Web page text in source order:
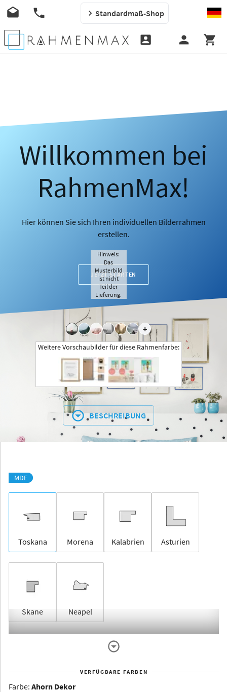
Standardmaß-Shop
Willkommen bei
RahmenMax!
Hier können Sie sich Ihren individuellen Bilderrahmen
erstellen.
JETZT STARTEN
+
Hinweis:
Das
Musterbild
ist nicht
Teil der
Lieferung.
Weitere Vorschaubilder für diese Rahmenfarbe:
BESCHREIBUNG
MDF
Toskana Morena Kalabrien Asturien
Skane Neapel
VERFÜGBARE FARBEN
Farbe: Ahorn Dekor